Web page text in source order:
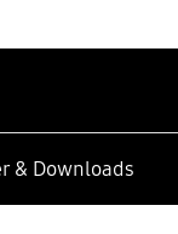
& Downloads